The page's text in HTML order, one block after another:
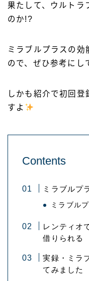
果たして、ウルトラ
のか!?
ミラブルプラスの効
ので、ぜひ参考にし
しかも紹介で初回
すよ
Contents
ミラブルプ
ミラブル
レンティオ
借りられる
実録・ミラ
てみました